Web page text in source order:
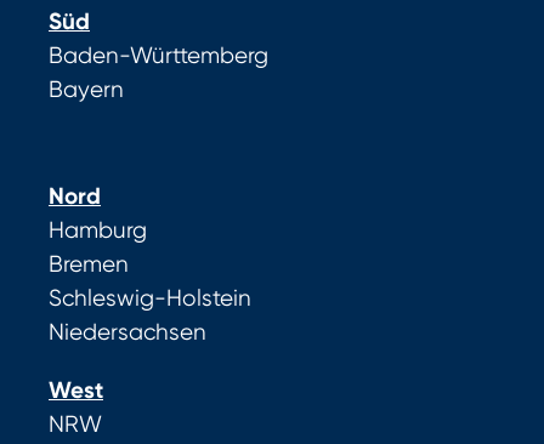
Süd
Baden-Württemberg
Bayern
Nord
Hamburg
Bremen
Schleswig-Holstein
Niedersachsen
West
NRW